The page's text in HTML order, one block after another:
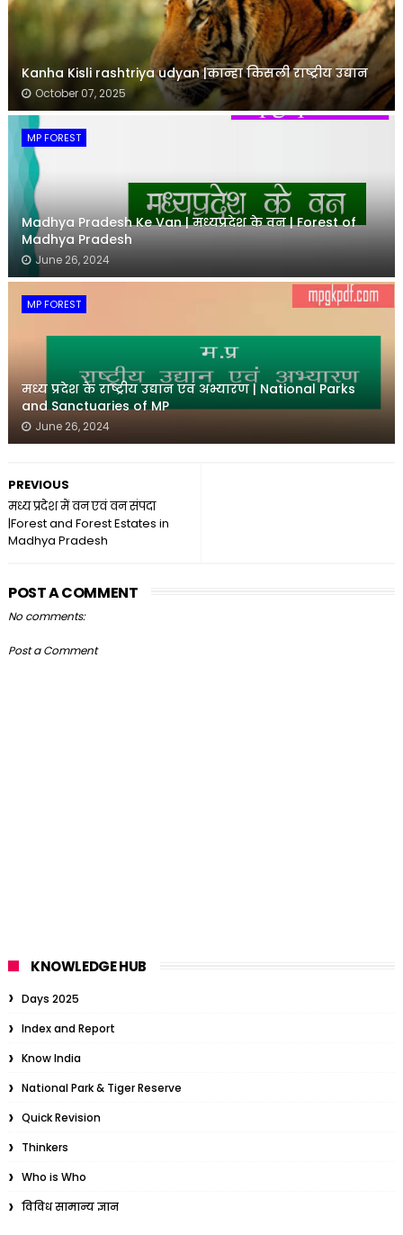
Kanha Kisli rashtriya udyan |कान्हा किसली राष्ट्रीय उद्यान
October 07, 2025
MP FOREST
Madhya Pradesh Ke Van | मध्यप्रदेश के वन | Forest of
Madhya Pradesh
June 26, 2024
MP FOREST
मध्य प्रदेश के राष्ट्रीय उद्यान एवं अभ्यारण | National Parks
and Sanctuaries of MP
June 26, 2024
PREVIOUS
मध्य प्रदेश में वन एवं वन संपदा
|Forest and Forest Estates in
Madhya Pradesh
POST A COMMENT
No comments:
Post a Comment
KNOWLEDGE HUB
Days 2025
Index and Report
Know India
National Park & Tiger Reserve
Quick Revision
Thinkers
Who is Who
विविध सामान्य ज्ञान